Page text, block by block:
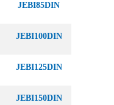
JEBI85DIN
JEBI100DIN
JEBI125DIN
JEBI150DIN